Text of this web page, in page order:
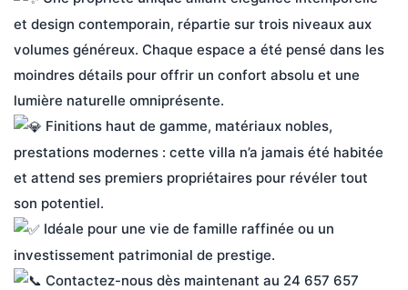
et design contemporain, répartie sur trois niveaux aux
volumes généreux. Chaque espace a été pensé dans les
moindres détails pour offrir un confort absolu et une
lumière naturelle omniprésente.
Finitions haut de gamme, matériaux nobles,
prestations modernes : cette villa n’a jamais été habitée
et attend ses premiers propriétaires pour révéler tout
son potentiel.
Idéale pour une vie de famille raffinée ou un
investissement patrimonial de prestige.
Contactez-nous dès maintenant au 24 657 657